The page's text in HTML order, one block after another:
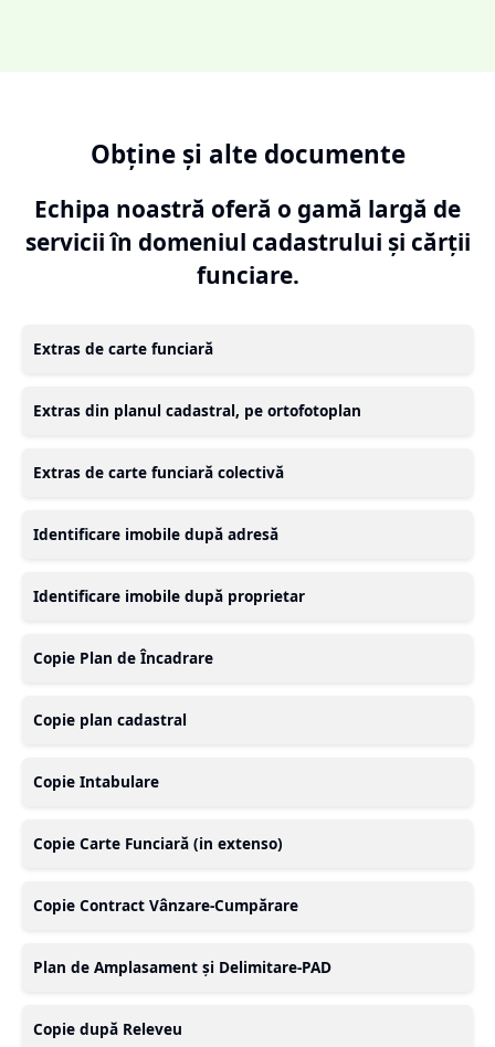
Obține și alte documente
Echipa noastră oferă o gamă largă de
servicii în domeniul cadastrului și cărții
funciare.
Extras de carte funciară
Extras din planul cadastral, pe ortofotoplan
Extras de carte funciară colectivă
Identificare imobile după adresă
Identificare imobile după proprietar
Copie Plan de Încadrare
Copie plan cadastral
Copie Intabulare
Copie Carte Funciară (in extenso)
Copie Contract Vânzare-Cumpărare
Plan de Amplasament și Delimitare-PAD
Copie după Releveu